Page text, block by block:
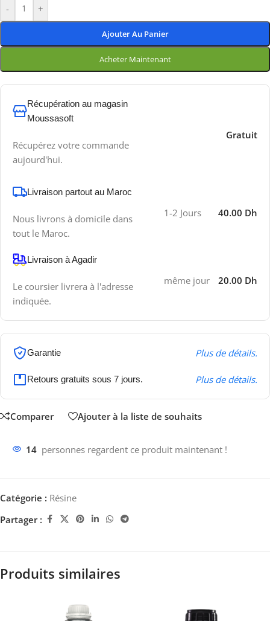
- +
Ajouter Au Panier
Acheter Maintenant
Récupération au magasin
Moussasoft
Récupérez votre commande
aujourd'hui.
Gratuit
Livraison partout au Maroc
Nous livrons à domicile dans
tout le Maroc.
1-2 Jours 40.00 Dh
Livraison à Agadir
Le coursier livrera à l'adresse
indiquée.
même jour 20.00 Dh
Garantie Plus de détails.
Retours gratuits sous 7 jours. Plus de détails.
Comparer Ajouter à la liste de souhaits
14 personnes regardent ce produit maintenant !
Catégorie : Résine
Partager :
Produits similaires